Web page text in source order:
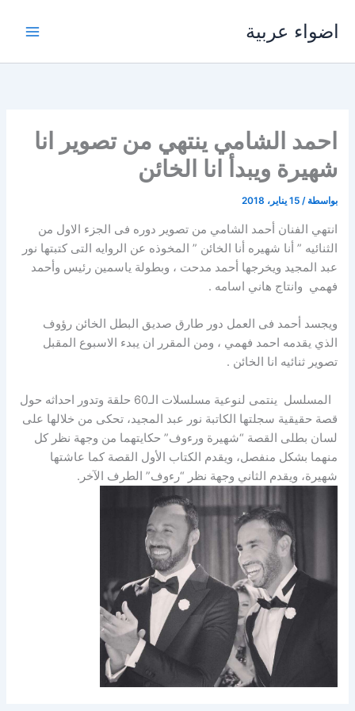
اضواء عربية
احمد الشامي ينتهي من تصوير انا
شهيرة ويبدأ انا الخائن
بواسطة /15 يناير، 2018
انتهي الفنان أحمد الشامي من تصوير دوره فى الجزء الاول من
الثنائيه ” أنا شهيره أنا الخائن ” المخوذه عن الروايه التى كتبتها نور
عبد المجيد ويخرجها أحمد مدحت ، وبطولة ياسمين رئيس وأحمد
فهمي وانتاج هاني اسامه .
ويجسد أحمد فى العمل دور طارق صديق البطل الخائن رؤوف
الذي يقدمه احمد فهمي ، ومن المقرر ان يبدء الاسبوع المقبل
تصوير ثنائيه انا الخائن .
المسلسل ينتمى لنوعية مسلسلات الـ60 حلقة وتدور احداثه حول
قصة حقيقية سجلتها الكاتبة نور عبد المجيد، تحكى من خلالها على
لسان بطلى القصة “شهيرة ورءوف” حكايتهما من وجهة نظر كل
منهما بشكل منفصل، ويقدم الكتاب الأول القصة كما عاشتها
شهيرة، ويقدم الثاني وجهة نظر “رءوف” الطرف الآخر.